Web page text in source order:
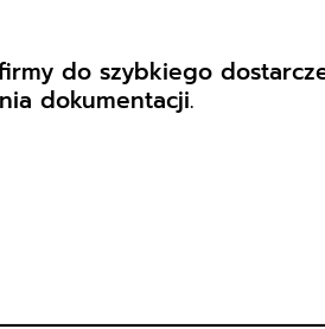
do szybkiego
dokumentacji.